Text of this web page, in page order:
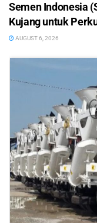
Semen Indonesia
Kujang untuk
AUGUST 6, 2026